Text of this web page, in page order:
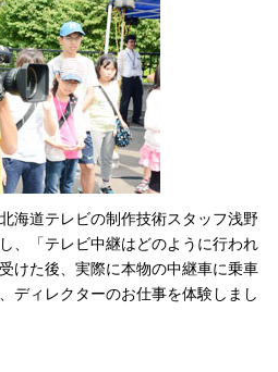
海道テレビの制作技術スタッフ浅野
、「テレビ中継はどのように行われ
けた後、実際に本物の中継車に乗車
ディレクターのお仕事を体験しまし